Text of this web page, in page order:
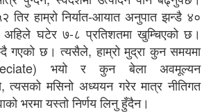
तिर हाम्रो निर्यात-आयात अनुपात झन्डै ४०
घटेर ७-८ प्रतिशतमा खुम्चिएको छ।
गएको छ। त्यसैले, हाम्रो मुद्रा कुन समयमा
भयो र कुन बेला अवमूल्यन
मसिनो अध्ययन गरेर मात्र नीतिगत
भरमा यस्तो निर्णय लिनु हुँदैन।